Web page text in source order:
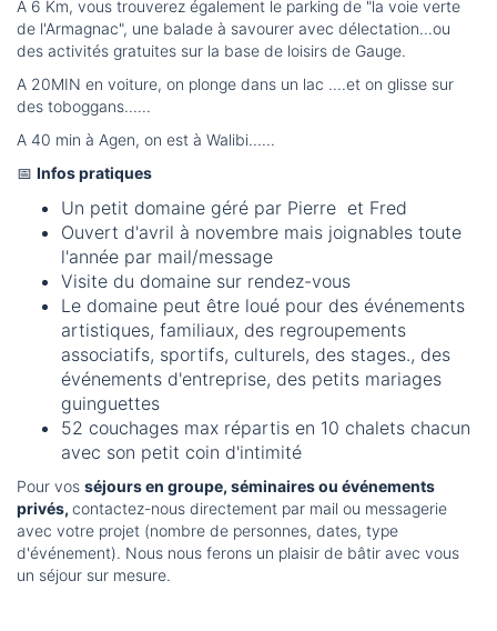
A 6 Km, vous trouverez également le parking de "la voie verte
de l'Armagnac", une balade à savourer avec délectation...ou
des activités gratuites sur la base de loisirs de Gauge.
A 20MIN en voiture, on plonge dans un lac ....et on glisse sur
des toboggans......
A 40 min à Agen, on est à Walibi......
📅 Infos pratiques
Un petit domaine géré par Pierre et Fred
Ouvert d'avril à novembre mais joignables toute
l'année par mail/message
Visite du domaine sur rendez-vous
Le domaine peut être loué pour des événements
artistiques, familiaux, des regroupements
associatifs, sportifs, culturels, des stages., des
événements d'entreprise, des petits mariages
guinguettes
52 couchages max répartis en 10 chalets chacun
avec son petit coin d'intimité
Pour vos séjours en groupe, séminaires ou événements
privés, contactez-nous directement par mail ou messagerie
avec votre projet (nombre de personnes, dates, type
d'événement). Nous nous ferons un plaisir de bâtir avec vous
un séjour sur mesure.